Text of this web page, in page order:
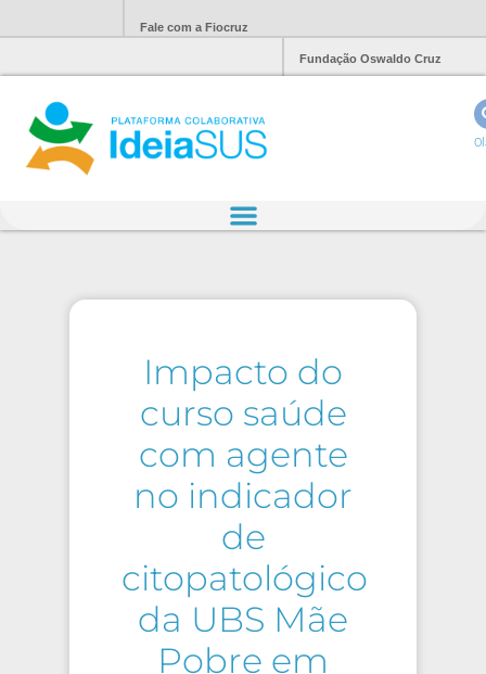
Fale com a Fiocruz
Fundação Oswaldo Cruz
Impacto do
curso saúde
com agente
no indicador
de
citopatológico
da UBS Mãe
Pobre em